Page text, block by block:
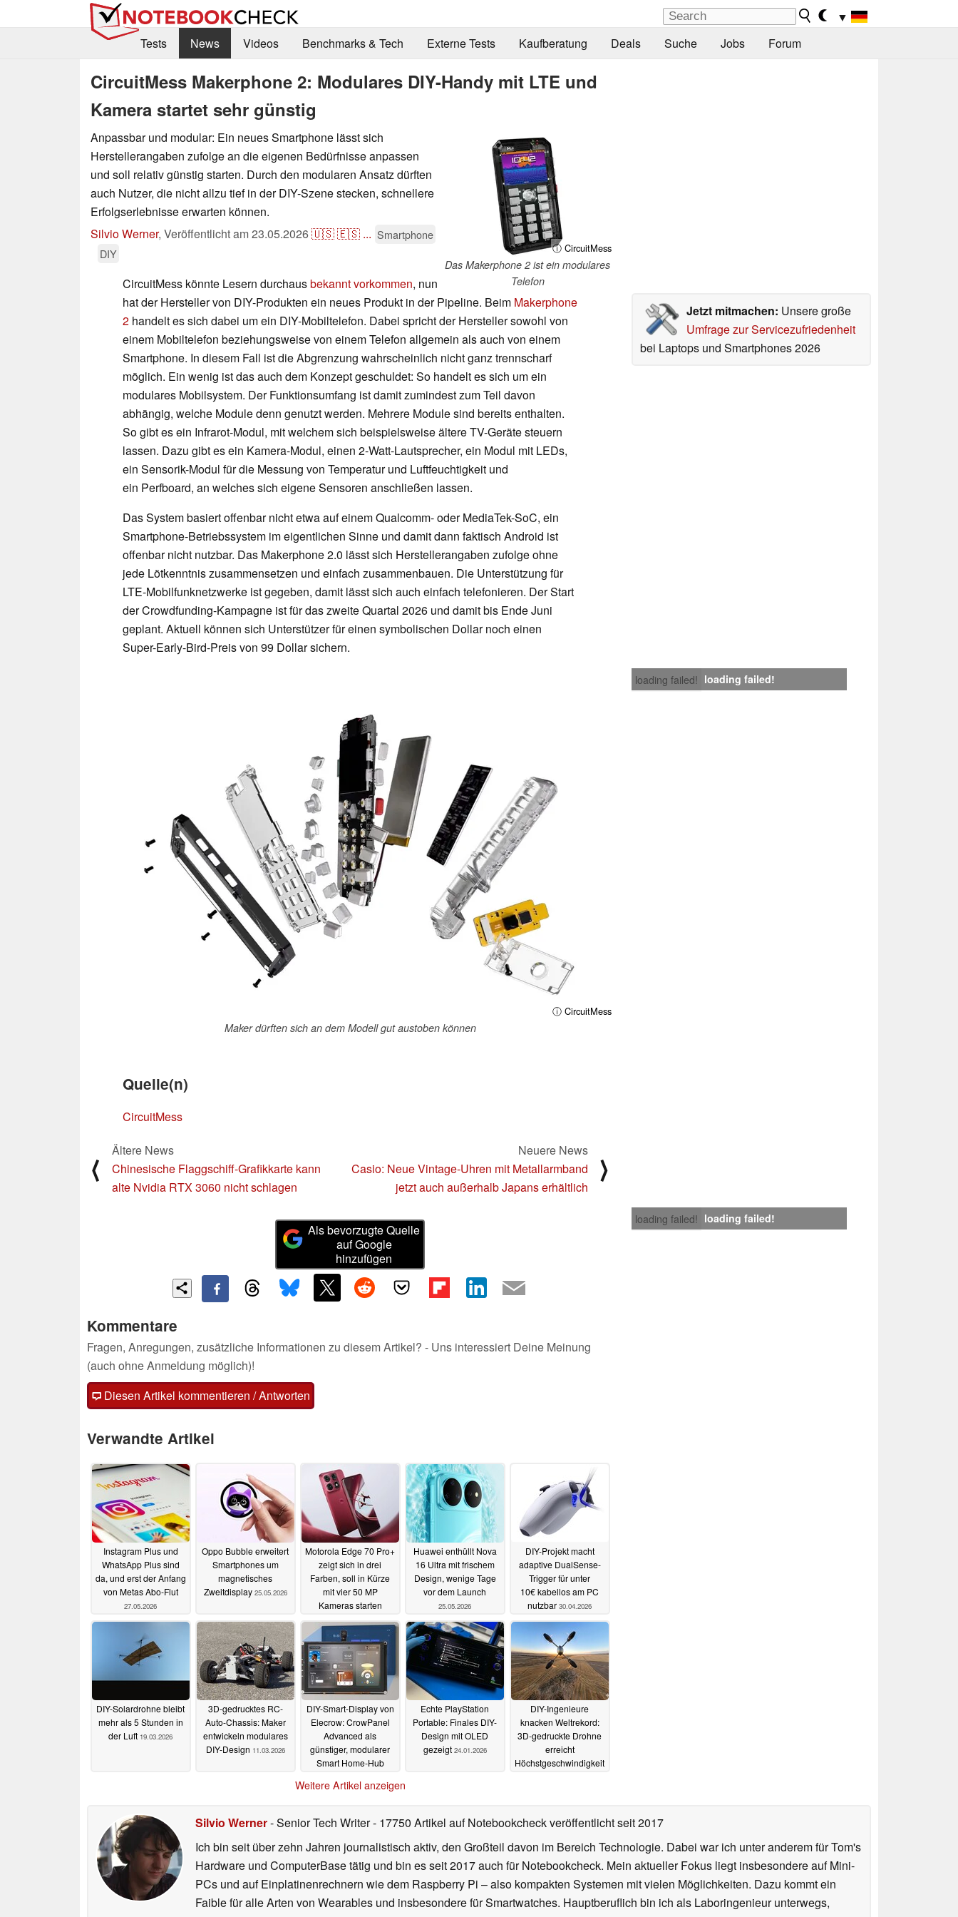
▼
Tests
News Videos Benchmarks & Tech Externe Tests Kaufberatung Deals Suche Jobs Forum
CircuitMess Makerphone 2: Modulares DIY-Handy mit LTE und
Kamera startet sehr günstig
ⓘ CircuitMess
Das Makerphone 2 ist ein modulares
Telefon
Anpassbar und modular: Ein neues Smartphone lässt sich
Herstellerangaben zufolge an die eigenen Bedürfnisse anpassen
und soll relativ günstig starten. Durch den modularen Ansatz dürften
auch Nutzer, die nicht allzu tief in der DIY-Szene stecken, schnellere
Erfolgserlebnisse erwarten können.
Silvio Werner, Veröffentlicht am23.05.2026🇺🇸🇪🇸 ... Smartphone
DIY
Jetzt mitmachen: Unsere große
Umfrage zur Servicezufriedenheit
bei Laptops und Smartphones 2026
CircuitMess könnte Lesern durchausbekannt vorkommen, nun
hat der Hersteller von DIY-Produkten ein neues Produkt in der Pipeline. Beim Makerphone
2 handelt es sich dabei um ein DIY-Mobiltelefon. Dabei spricht der Hersteller sowohl von
einem Mobiltelefon beziehungsweise von einem Telefon allgemein als auch von einem
Smartphone. In diesem Fall ist die Abgrenzung wahrscheinlich nicht ganz trennscharf
möglich. Ein wenig ist das auch dem Konzept geschuldet: So handelt es sich um ein
modulares Mobilsystem. Der Funktionsumfang ist damit zumindest zum Teil davon
abhängig, welche Module denn genutzt werden. Mehrere Module sind bereits enthalten.
So gibt es ein Infrarot-Modul, mit welchem sich beispielsweise ältere TV-Geräte steuern
lassen. Dazu gibt es ein Kamera-Modul, einen 2-Watt-Lautsprecher, ein Modul mit LEDs,
ein Sensorik-Modul für die Messung von Temperatur und Luftfeuchtigkeit und
ein Perfboard, an welches sich eigene Sensoren anschließen lassen.
Das System basiert offenbar nicht etwa auf einem Qualcomm- oder MediaTek-SoC, ein
Smartphone-Betriebssystem im eigentlichen Sinne und damit dann faktisch Android ist
offenbar nicht nutzbar. Das Makerphone 2.0 lässt sich Herstellerangaben zufolge ohne
jede Lötkenntnis zusammensetzen und einfach zusammenbauen. Die Unterstützung für
LTE-Mobilfunknetzwerke ist gegeben, damit lässt sich auch einfach telefonieren. Der Start
der Crowdfunding-Kampagne ist für das zweite Quartal 2026 und damit bis Ende Juni
geplant. Aktuell können sich Unterstützer für einen symbolischen Dollar noch einen
Super-Early-Bird-Preis von 99 Dollar sichern.
loading failed! loading failed!
ⓘ CircuitMess
Maker dürften sich an dem Modell gut austoben können
Quelle(n)
CircuitMess
⟨
Ältere News
Chinesische Flaggschiff-Grafikkarte kann
alte Nvidia RTX 3060 nicht schlagen
Neuere News
Casio: Neue Vintage-Uhren mit Metallarmband
jetzt auch außerhalb Japans erhältlich
⟩
loading failed! loading failed!
Als bevorzugte Quelle
auf Google
hinzufügen
Kommentare
Fragen, Anregungen, zusätzliche Informationen zu diesem Artikel? - Uns interessiert Deine Meinung
(auch ohne Anmeldung möglich)!
Diesen Artikel kommentieren / Antworten
Verwandte Artikel
Instagram Plus und
WhatsApp Plus sind
da, und erst der Anfang
von Metas Abo-Flut
27.05.2026
Oppo Bubble erweitert
Smartphones um
magnetisches
Zweitdisplay 25.05.2026
Motorola Edge 70 Pro+
zeigt sich in drei
Farben, soll in Kürze
mit vier 50 MP
Kameras starten
25.05.2026
Huawei enthüllt Nova
16 Ultra mit frischem
Design, wenige Tage
vor dem Launch
25.05.2026
DIY-Projekt macht
adaptive DualSense-
Trigger für unter
10€ kabellos am PC
nutzbar 30.04.2026
DIY-Solardrohne bleibt
mehr als 5 Stunden in
der Luft 19.03.2026
3D-gedrucktes RC-
Auto-Chassis: Maker
entwickeln modulares
DIY-Design 11.03.2026
DIY-Smart-Display von
Elecrow: CrowPanel
Advanced als
günstiger, modularer
Smart Home-Hub
Echte PlayStation
Portable: Finales DIY-
Design mit OLED
gezeigt 24.01.2026
DIY-Ingenieure
knacken Weltrekord:
3D-gedruckte Drohne
erreicht
Höchstgeschwindigkeit
Weitere Artikel anzeigen
Silvio Werner- Senior Tech Writer- 17750 Artikel auf Notebookcheck veröffentlichtseit 2017
Ich bin seit über zehn Jahren journalistisch aktiv, den Großteil davon im Bereich Technologie. Dabei war ich unter anderem für Tom's
Hardware und ComputerBase tätig und bin es seit 2017 auch für Notebookcheck. Mein aktueller Fokus liegt insbesondere auf Mini-
PCs und auf Einplatinenrechnern wie dem Raspberry Pi – also kompakten Systemen mit vielen Möglichkeiten. Dazu kommt ein
Faible für alle Arten von Wearables und insbesondere für Smartwatches. Hauptberuflich bin ich als Laboringenieur unterwegs,